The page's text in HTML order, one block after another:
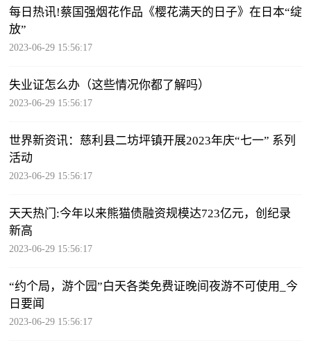
每日热讯!蔡国强烟花作品《樱花满天的日子》在日本“绽
放”
2023-06-29 15:56:17
失业证怎么办（这些情况你都了解吗）
2023-06-29 15:56:17
世界新资讯：慈利县二坊坪镇开展2023年庆“七一” 系列
活动
2023-06-29 15:56:17
天天热门:今年以来熊猫债融资规模达723亿元，创纪录
新高
2023-06-29 15:56:17
“约个局，游个园”白天各类免费证晚间夜游不可使用_今
日要闻
2023-06-29 15:56:17